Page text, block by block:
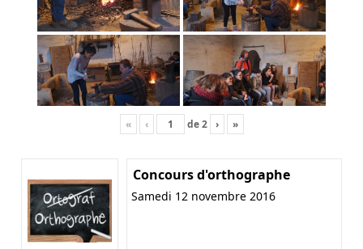
« ‹ de2 › »
Concours d'orthographe
Samedi 12 novembre 2016